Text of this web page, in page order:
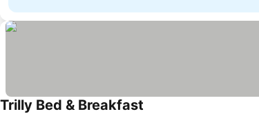
Trilly Bed & Breakfast